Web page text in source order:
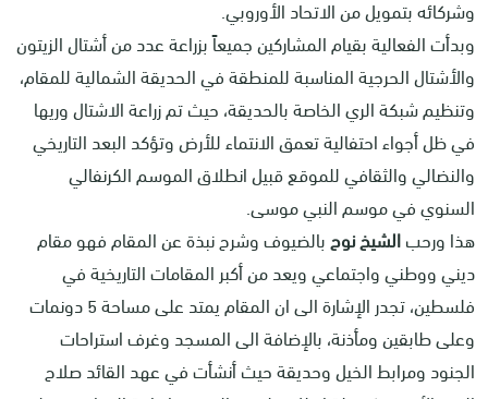
وشركائه بتمويل من الاتحاد الأوروبي.
وبدأت الفعالية بقيام المشاركين جميعاً بزراعة عدد من أشتال الزيتون
والأشتال الحرجية المناسبة للمنطقة في الحديقة الشمالية للمقام،
وتنظيم شبكة الري الخاصة بالحديقة، حيث تم زراعة الاشتال وريها
في ظل أجواء احتفالية تعمق الانتماء للأرض وتؤكد البعد التاريخي
والنضالي والثقافي للموقع قبيل انطلاق الموسم الكرنفالي
السنوي في موسم النبي موسى.
هذا ورحبالشيخ نوحبالضيوف وشرح نبذة عن المقام فهو مقام
ديني ووطني واجتماعي ويعد من أكبر المقامات التاريخية في
فلسطين، تجدر الإشارة الى ان المقام يمتد على مساحة 5 دونمات
وعلى طابقين ومأذنة، بالإضافة الى المسجد وغرف استراحات
الجنود ومرابط الخيل وحديقة حيث أنشأت في عهد القائد صلاح